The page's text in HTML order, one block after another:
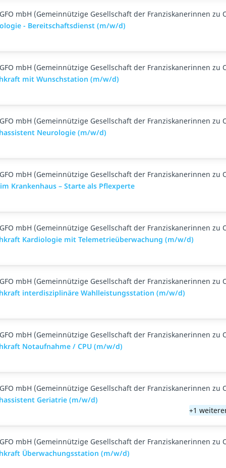
GFO mbH (Gemeinnützige Gesellschaft der Franziskanerinnen zu
- Bereitschaftsdienst (m/w/d)
GFO mbH (Gemeinnützige Gesellschaft der Franziskanerinnen zu
mit Wunschstation (m/w/d)
GFO mbH (Gemeinnützige Gesellschaft der Franziskanerinnen zu
Neurologie (m/w/d)
GFO mbH (Gemeinnützige Gesellschaft der Franziskanerinnen zu
im Krankenhaus – Starte als Pflexperte
GFO mbH (Gemeinnützige Gesellschaft der Franziskanerinnen zu
Kardiologie mit Telemetrieüberwachung (m/w/d)
GFO mbH (Gemeinnützige Gesellschaft der Franziskanerinnen zu
interdisziplinäre Wahlleistungsstation (m/w/d)
GFO mbH (Gemeinnützige Gesellschaft der Franziskanerinnen zu
Notaufnahme / CPU (m/w/d)
GFO mbH (Gemeinnützige Gesellschaft der Franziskanerinnen zu
Geriatrie (m/w/d)
+1
GFO mbH (Gemeinnützige Gesellschaft der Franziskanerinnen zu
Überwachungsstation (m/w/d)